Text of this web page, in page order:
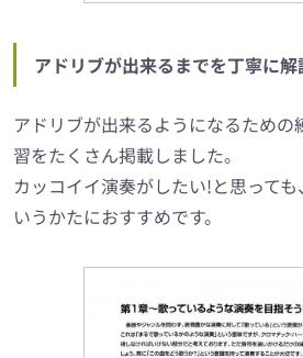
アドリブが出来るまでを丁寧に解
アドリブが出来るようになるための
習をたくさん掲載しました。
カッコイイ演奏がしたい!と思って
いうかたにおすすめです。